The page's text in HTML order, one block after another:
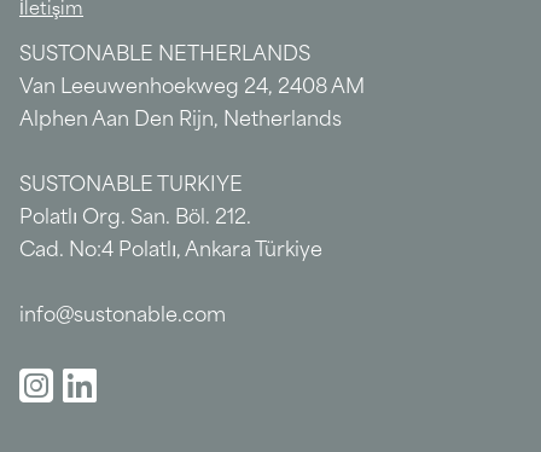
İletişim
SUSTONABLE NETHERLANDS
Van Leeuwenhoekweg 24, 2408 AM
Alphen Aan Den Rijn, Netherlands
SUSTONABLE TURKIYE
Polatlı Org. San. Böl. 212.
Cad. No:4 Polatlı, Ankara Türkiye
info@sustonable.com